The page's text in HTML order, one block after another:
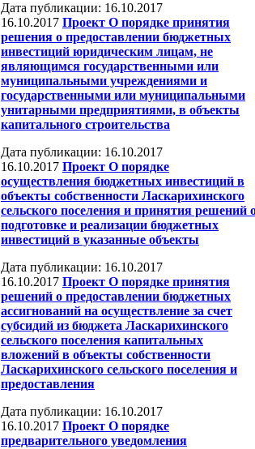
Дата публикации: 16.10.2017
16.10.2017 Проект О порядке принятия
решения о предоставлении бюджетных
инвестиций юридическим лицам, не
являющимся государственными или
муниципальными учреждениями и
государственными или муниципальными
унитарными предприятиями, в объекты
капитального строительства
Дата публикации: 16.10.2017
16.10.2017 Проект О порядке
осуществления бюджетных инвестиций в
объекты собственности Ласкарихинского
сельского поселения и принятия решений
подготовке и реализации бюджетных
инвестиций в указанные объекты
Дата публикации: 16.10.2017
16.10.2017 Проект О порядке принятия
решений о предоставлении бюджетных
ассигнований на осуществление за счет
субсидий из бюджета Ласкарихинского
сельского поселения капитальных
вложений в объекты собственности
Ласкарихинского сельского поселения и
предоставления
Дата публикации: 16.10.2017
16.10.2017 Проект О порядке
предварительного уведомления